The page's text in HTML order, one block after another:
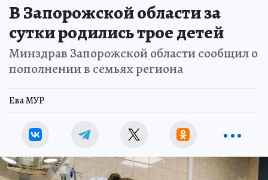
В Запорожской области за
сутки родились трое детей
Минздрав Запорожской области сообщил о
пополнении в семьях региона
Ева МУР